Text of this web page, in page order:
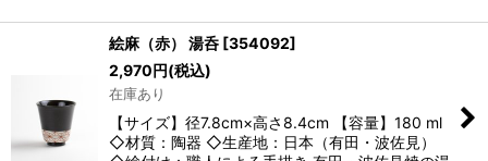
絵麻（赤） 湯呑 [354092]
2,970円(税込)
在庫あり
【サイズ】径7.8cm×高さ8.4cm 【容量】180 ml
◇材質：陶器 ◇生産地：日本（有田・波佐見）